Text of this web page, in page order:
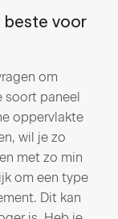
beste voor
om
soort paneel
oppervlakte
wil je zo
met zo min
om een type
Dit kan